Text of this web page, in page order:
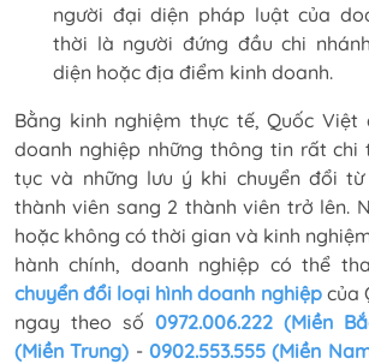
người đại diện pháp luật của
thời là người đứng đầu chi
diện hoặc địa điểm kinh doanh.
Bằng kinh nghiệm thực tế, Quốc Việt
doanh nghiệp những thông tin rất chi
tục và những lưu ý khi chuyển đổi
thành viên sang 2 thành viên trở lên.
hoặc không có thời gian và kinh
hành chính, doanh nghiệp có thể
chuyển đổi loại hình doanh nghiệpcủa
ngay theo số 0972.006.222 (Miền
(Miền Trung) -0902.553.555 (Miền